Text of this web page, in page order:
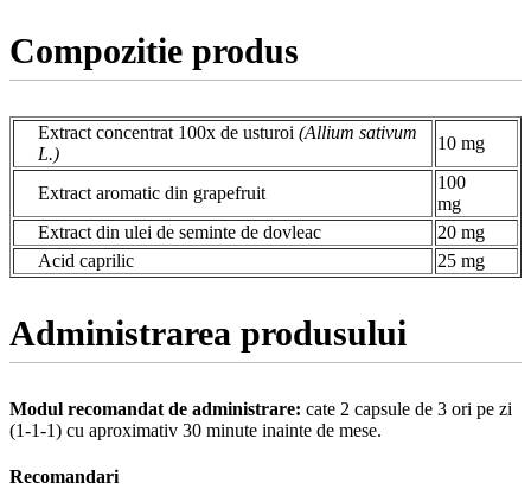
Compozitie produs
Extract concentrat 100x de usturoi (Allium sativum
L.)
10 mg
Extract aromatic din grapefruit
100
mg
Extract din ulei de seminte de dovleac
20 mg
Acid caprilic
25 mg
Administrarea produsului
Modul recomandat de administrare: cate 2 capsule de 3 ori pe zi
(1-1-1) cu aproximativ 30 minute inainte de mese.
Recomandari